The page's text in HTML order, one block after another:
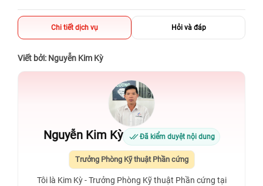
Chi tiết dịch vụ Hỏi và đáp
Viết bởi: Nguyễn Kim Kỳ
Nguyễn Kim Kỳ Đã kiểm duyệt nội dung
Trưởng Phòng Kỹ thuật Phần cứng
Tôi là Kim Kỳ - Trưởng Phòng Kỹ thuật Phần cứng tại